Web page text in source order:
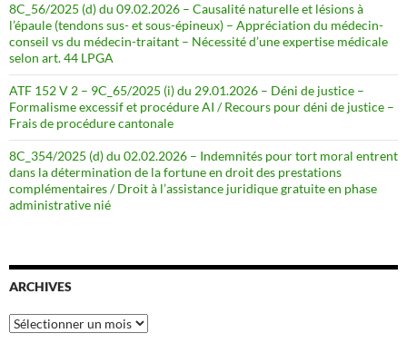
8C_56/2025 (d) du 09.02.2026 – Causalité naturelle et lésions à
l’épaule (tendons sus- et sous-épineux) – Appréciation du médecin-
conseil vs du médecin-traitant – Nécessité d’une expertise médicale
selon art. 44 LPGA
ATF 152 V 2 – 9C_65/2025 (i) du 29.01.2026 – Déni de justice –
Formalisme excessif et procédure AI / Recours pour déni de justice –
Frais de procédure cantonale
8C_354/2025 (d) du 02.02.2026 – Indemnités pour tort moral entrent
dans la détermination de la fortune en droit des prestations
complémentaires / Droit à l’assistance juridique gratuite en phase
administrative nié
ARCHIVES
Archives